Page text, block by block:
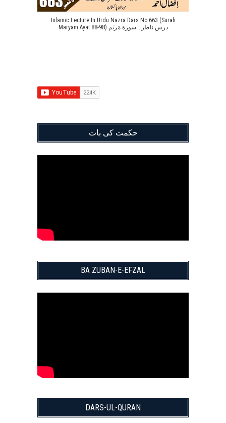
Islamic Lecture In Urdu Nazra Dars No 663 (Surah
Maryam Ayat 88-98) درس ناظرہ سورة مَریَم
حکمت کی بات
BA ZUBAN-E-EFZAL
DARS-UL-QURAN